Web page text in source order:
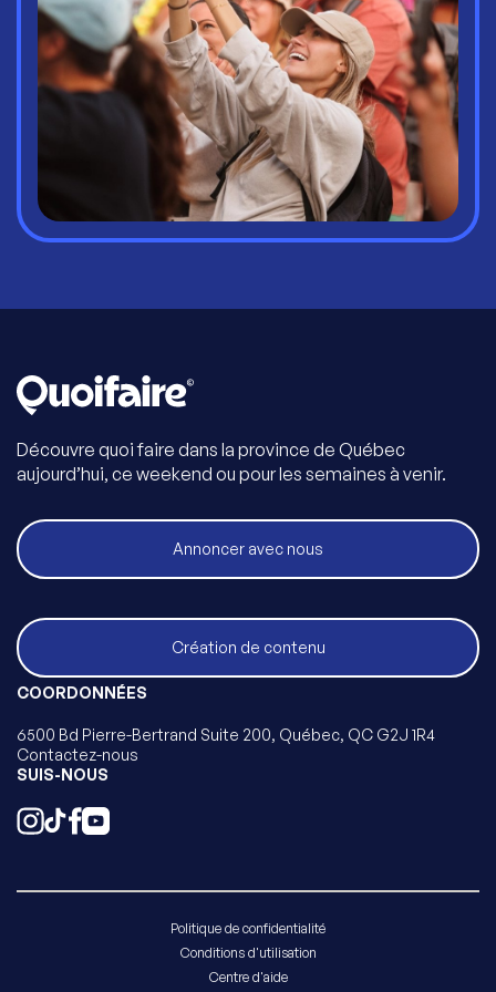
Découvre quoi faire dans la province de Québec
aujourd’hui, ce weekend ou pour les semaines à venir.
Annoncer avec nous
Création de contenu
COORDONNÉES
6500 Bd Pierre-Bertrand Suite 200, Québec, QC G2J 1R4
Contactez-nous
SUIS-NOUS
Politique de confidentialité
Conditions d'utilisation
Centre d'aide